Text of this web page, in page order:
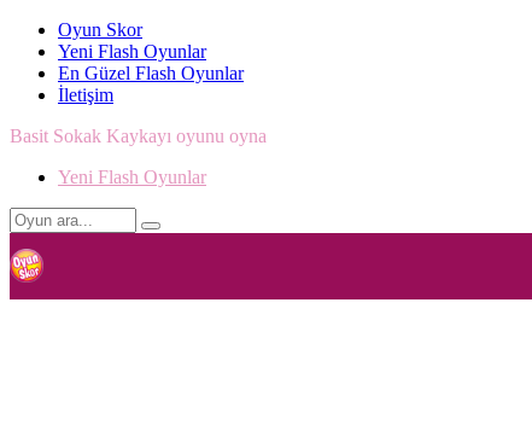
Oyun Skor
Yeni Flash Oyunlar
En Güzel Flash Oyunlar
İletişim
Basit Sokak Kaykayı oyunu oyna
Yeni Flash Oyunlar